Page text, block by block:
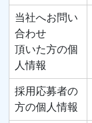
当社へお問い
合わせ
頂いた方の個
人情報
採用応募者の
方の個人情報